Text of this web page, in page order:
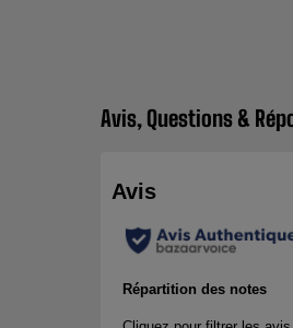
Avis, Questions &